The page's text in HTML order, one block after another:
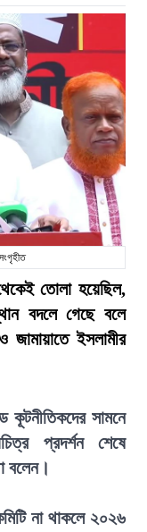
তোলা হয়েছিল,
বদলে গেছে বলে
ইসলামীর
কূটনীতিকদের সামনে
প্রদর্শন শেষে
বলেন।
না থাকলে ২০২৬